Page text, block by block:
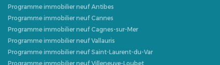
Programme immobilier neuf Antibes
Programme immobilier neuf Cannes
Programme immobilier neuf Cagnes-sur-Mer
Programme immobilier neuf Vallauris
Programme immobilier neuf Saint-Laurent-du-Var
Programme immobilier neuf Villeneuve-Loubet